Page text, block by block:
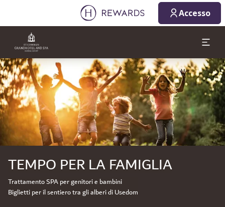
Accesso
Diapositiva 1 di 1
TEMPO PER LA FAMIGLIA
Trattamento SPA per genitori e bambini
Biglietti per il sentiero tra gli alberi di Usedom